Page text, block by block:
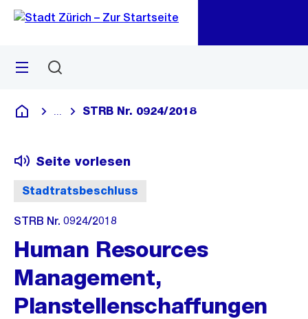
Navigation
Sprunglink
Menü
Deutsch
Blende alle Breadcrumbs ein
STRB Nr. 0924/2018
Stadtratsbeschluss
Seite vorlesen
STRB Nr. 0924/2018
Human Resources
Management,
Planstellenschaffungen